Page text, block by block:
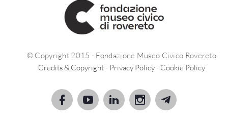
© Copyright 2015 - Fondazione Museo Civico Rovereto
Credits & Copyright- Privacy Policy- Cookie Policy